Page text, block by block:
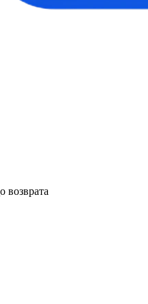
возврата